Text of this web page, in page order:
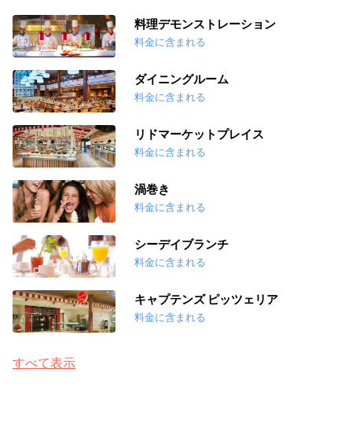
料理デモンストレーション
料金に含まれる
ダイニングルーム
料金に含まれる
リドマーケットプレイス
料金に含まれる
渦巻き
料金に含まれる
シーデイブランチ
料金に含まれる
キャプテンズ ピッツェリア
料金に含まれる
すべて表示